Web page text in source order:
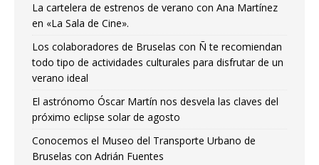
La cartelera de estrenos de verano con Ana Martínez
en «La Sala de Cine».
Los colaboradores de Bruselas con Ñ te recomiendan
todo tipo de actividades culturales para disfrutar de un
verano ideal
El astrónomo Óscar Martín nos desvela las claves del
próximo eclipse solar de agosto
Conocemos el Museo del Transporte Urbano de
Bruselas con Adrián Fuentes